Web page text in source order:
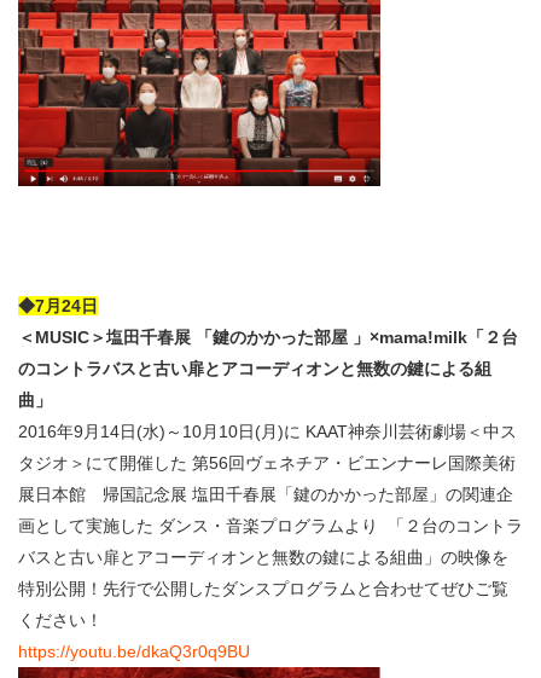
◆7月24日
＜MUSIC＞塩田千春展 「鍵のかかった部屋 」×mama!milk「２台
のコントラバスと古い扉とアコーディオンと無数の鍵による組
曲」
2016年9月14日(水)～10月10日(月)に KAAT神奈川芸術劇場＜中ス
タジオ＞にて開催した 第56回ヴェネチア・ビエンナーレ国際美術
展日本館 帰国記念展 塩田千春展「鍵のかかった部屋」の関連企
画として実施した ダンス・音楽プログラムより 「２台のコントラ
バスと古い扉とアコーディオンと無数の鍵による組曲」の映像を
特別公開！先行で公開したダンスプログラムと合わせてぜひご覧
ください！
https://youtu.be/dkaQ3r0q9BU